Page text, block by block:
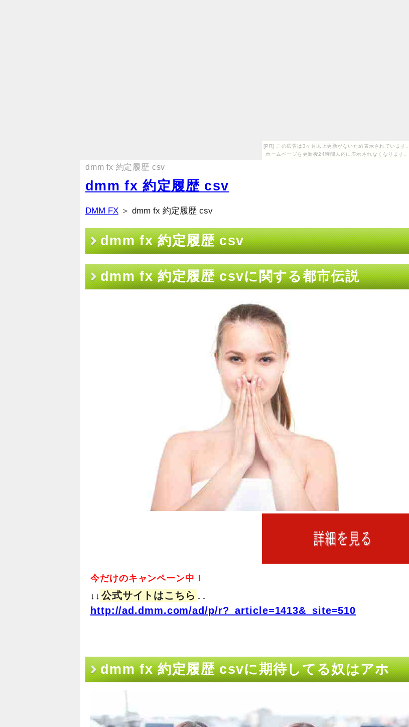
[PR] この広告は3ヶ月以上更新がないため表示されています。
ホームページを更新後24時間以内に表示されなくなります。
dmm fx 約定履歴 csv
dmm fx 約定履歴 csv
DMM FX ＞ dmm fx 約定履歴 csv
dmm fx 約定履歴 csv
dmm fx 約定履歴 csvに関する都市伝説
今だけのキャンペーン中！
↓↓ 公式サイトはこちら ↓↓
http://ad.dmm.com/ad/p/r?_article=1413&_site=510
dmm fx 約定履歴 csvに期待してる奴はアホ